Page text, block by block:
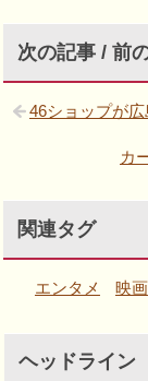
次の記事 / 前
46ショップが
カ
関連タグ
エンタメ 映画
ヘッドライン